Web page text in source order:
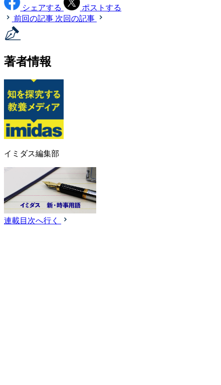
シェアする
ポストする
前回の記事 次回の記事
著者情報
イミダス編集部
連載目次へ行く